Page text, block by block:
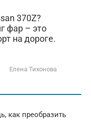
370Z?
фар – это
на дороге.
Елена Тихонова
как преобразить